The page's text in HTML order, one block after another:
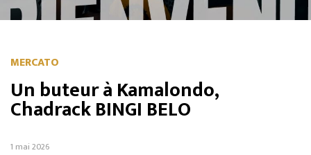
MERCATO
Un buteur à Kamalondo,
Chadrack BINGI BELO
1 mai 2026